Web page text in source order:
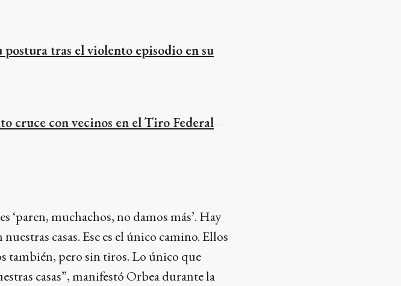
tras el violento episodio en su
cruce con vecinos en el Tiro Federal
‘paren, muchachos, no damos más’. Hay
casas. Ese es el único camino. Ellos
también, pero sin tiros. Lo único que
casas”, manifestó Orbea durante la